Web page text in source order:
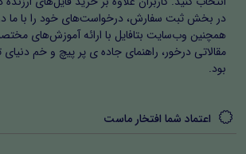
در بخش ثبت سفارش، درخواست‌های خود را با ما در
همچنین وب‌سایت بتافایل با ارائه آموزش‌های
مقالاتی درخور، راهنمای جاده ی پر پیچ و خم
بود.
اعتماد شما افتخار ماست